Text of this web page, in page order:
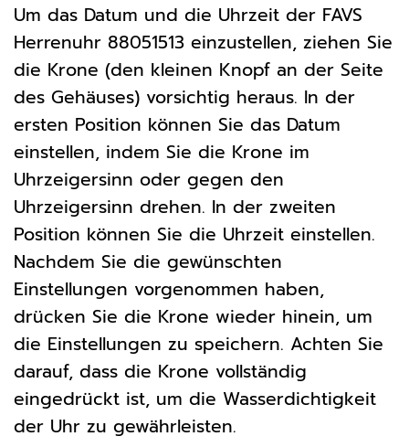
Um das Datum und die Uhrzeit der FAVS
Herrenuhr 88051513 einzustellen, ziehen Sie
die Krone (den kleinen Knopf an der Seite
des Gehäuses) vorsichtig heraus. In der
ersten Position können Sie das Datum
einstellen, indem Sie die Krone im
Uhrzeigersinn oder gegen den
Uhrzeigersinn drehen. In der zweiten
Position können Sie die Uhrzeit einstellen.
Nachdem Sie die gewünschten
Einstellungen vorgenommen haben,
drücken Sie die Krone wieder hinein, um
die Einstellungen zu speichern. Achten Sie
darauf, dass die Krone vollständig
eingedrückt ist, um die Wasserdichtigkeit
der Uhr zu gewährleisten.